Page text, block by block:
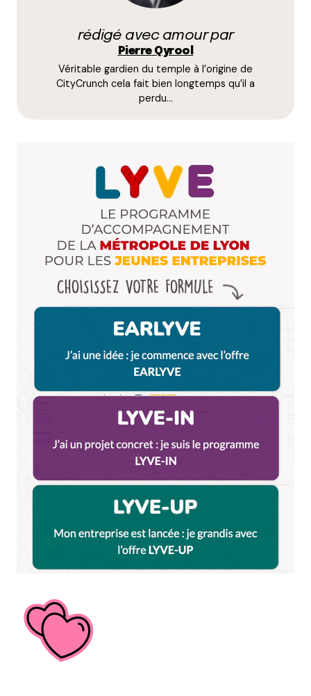
malheureusement les gens vont y aller, en parler en
bien, alors que les sushis ont visiblement l’air
moyens bas et les chefs chinois.
Répondre
ne sera sûrement pas un lieu où on reviendra…
24 octobre 2024 à 8 h 36 min
Comme dit dans l’article, c’est pas ouffisime,
mais c’est un bon plan pour manger rapidement
avant le ciné
Pierre Qyrool
24 octobre 2024 à 9 h 39 min
Répondre
Votre adresse e-mail ne sera pas publiée.
champs obligatoires sont indiqués avec
Dis-nous tout
E-mail*
Prévenez-moi de tous les nouveaux commentaires
par e-mail.
rédigé avec amour par
Pierre Qyrool
Véritable gardien du temple à l’origine de
CityCrunch cela fait bien longtemps qu’il a
perdu…